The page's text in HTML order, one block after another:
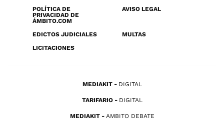
POLÍTICA DE
PRIVACIDAD DE
ÁMBITO.COM
AVISO LEGAL
EDICTOS JUDICIALES
MULTAS
LICITACIONES
MEDIAKIT DIGITAL
TARIFARIO DIGITAL
MEDIAKIT AMBITO DEBATE